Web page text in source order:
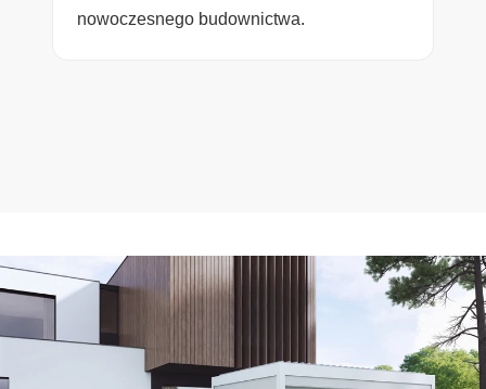
nowoczesnego budownictwa.